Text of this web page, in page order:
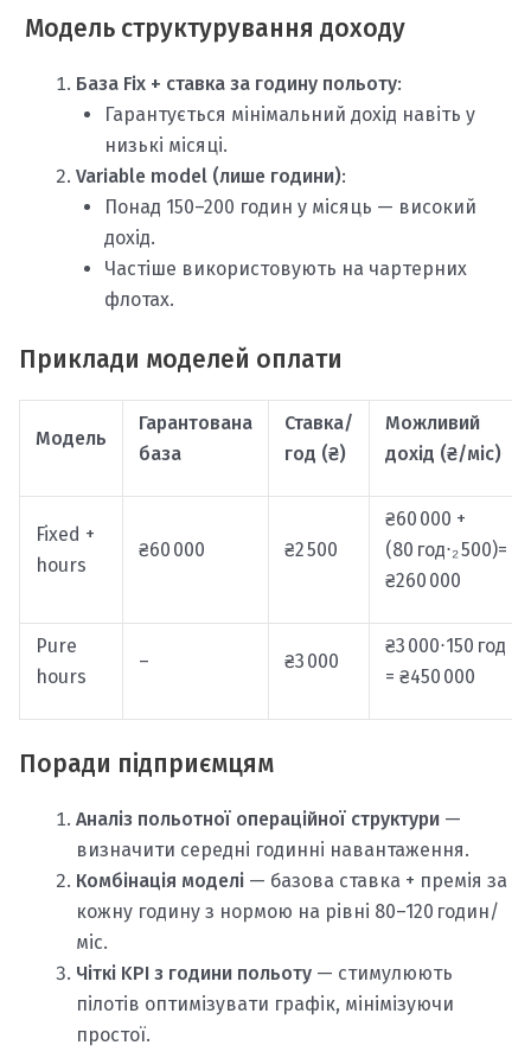
Модель структурування доходу
База Fix + ставка за годину польоту:
Гарантується мінімальний дохід навіть у
низькі місяці.
Variable model (лише години):
Понад 150–200 годин у місяць — високий
дохід.
Частіше використовують на чартерних
флотах.
Приклади моделей оплати
Модель
Гарантована
база
Ставка/
год (₴)
Можливий
дохід (₴/міс)
Fixed +
hours
₴60 000 ₴2 500
₴60 000 +
(80 год⋅₂ 500)=
₴260 000
Pure
hours
– ₴3 000
₴3 000⋅150 год
= ₴450 000
Поради підприємцям
Аналіз польотної операційної структури —
визначити середні годинні навантаження.
Комбінація моделі — базова ставка + премія за
кожну годину з нормою на рівні 80–120 годин/
міс.
Чіткі KPI з години польоту — стимулюють
пілотів оптимізувати графік, мінімізуючи
простої.